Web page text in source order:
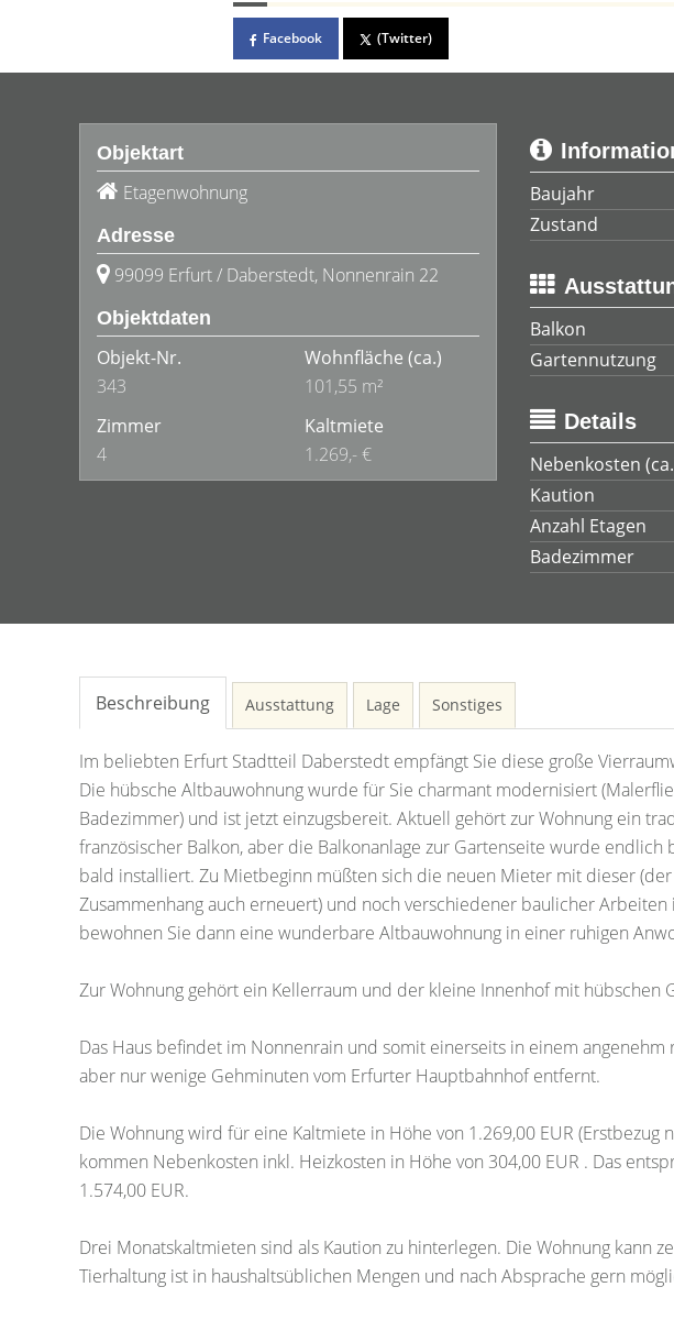
Facebook (Twitter)
Objektart
Etagenwohnung
Adresse
99099 Erfurt / Daberstedt, Nonnenrain 22
Objektdaten
Objekt-Nr.
343
Wohnfläche (ca.)
101,55 m²
Zimmer
4
Kaltmiete
1.269,- €
Baujahr
Zustand
Balkon
Gartennutzung
Details
Nebenkosten
Kaution
Anzahl Etagen
Badezimmer
Beschreibung Ausstattung Lage Sonstiges
Im beliebten Erfurt Stadtteil Daberstedt empfängt Sie diese große
Die hübsche Altbauwohnung wurde für Sie charmant modernisiert
Badezimmer) und ist jetzt einzugsbereit. Aktuell gehört zur Wohnung ein
französischer Balkon, aber die Balkonanlage zur Gartenseite wurde
bald installiert. Zu Mietbeginn müßten sich die neuen Mieter mit dieser
Zusammenhang auch erneuert) und noch verschiedener baulicher
bewohnen Sie dann eine wunderbare Altbauwohnung in einer ruhigen
Zur Wohnung gehört ein Kellerraum und der kleine Innenhof mit hübschen
Das Haus befindet im Nonnenrain und somit einerseits in einem
aber nur wenige Gehminuten vom Erfurter Hauptbahnhof entfernt.
Die Wohnung wird für eine Kaltmiete in Höhe von 1.269,00 EUR (Erstbezug
kommen Nebenkosten inkl. Heizkosten in Höhe von 304,00 EUR . Das
1.574,00 EUR.
Drei Monatskaltmieten sind als Kaution zu hinterlegen. Die Wohnung kann
Tierhaltung ist in haushaltsüblichen Mengen und nach Absprache gern